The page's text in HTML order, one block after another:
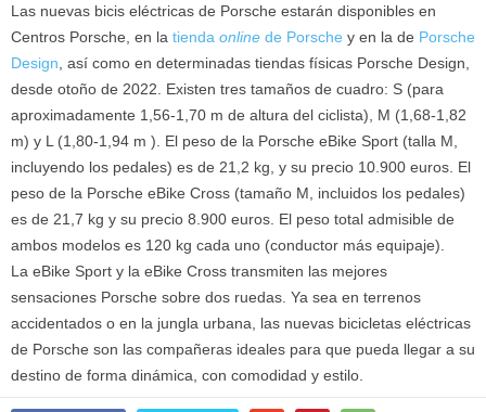
Las nuevas bicis eléctricas de Porsche estarán disponibles en
Centros Porsche, en la tienda online de Porsche y en la de Porsche
Design , así como en determinadas tiendas físicas Porsche Design,
desde otoño de 2022. Existen tres tamaños de cuadro: S (para
aproximadamente 1,56-1,70 m de altura del ciclista), M (1,68-1,82
m) y L (1,80-1,94 m ). El peso de la Porsche eBike Sport (talla M,
incluyendo los pedales) es de 21,2 kg, y su precio 10.900 euros. El
peso de la Porsche eBike Cross (tamaño M, incluidos los pedales)
es de 21,7 kg y su precio 8.900 euros. El peso total admisible de
ambos modelos es 120 kg cada uno (conductor más equipaje).
La eBike Sport y la eBike Cross transmiten las mejores
sensaciones Porsche sobre dos ruedas. Ya sea en terrenos
accidentados o en la jungla urbana, las nuevas bicicletas eléctricas
de Porsche son las compañeras ideales para que pueda llegar a su
destino de forma dinámica, con comodidad y estilo.